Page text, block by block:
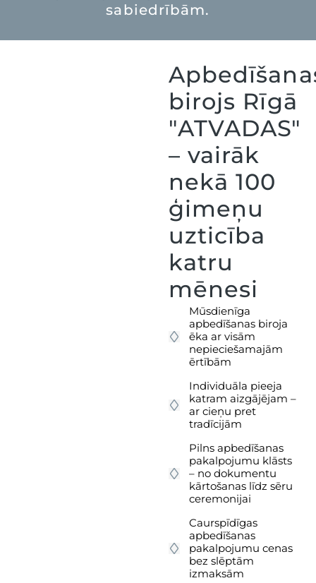
sabiedrībām.
birojs Rīgā
"ATVADAS"
– vairāk
nekā 100
ģimeņu
uzticība
katru
mēnesi
Mūsdienīga
apbedīšanas biroja
ēka ar visām
nepieciešamajām
ērtībām
Individuāla pieeja
katram aizgājējam –
ar cieņu pret
tradīcijām
Pilns apbedīšanas
pakalpojumu klāsts
– no dokumentu
kārtošanas līdz sēru
ceremonijai
Caurspīdīgas
apbedīšanas
pakalpojumu cenas
bez slēptām
izmaksām